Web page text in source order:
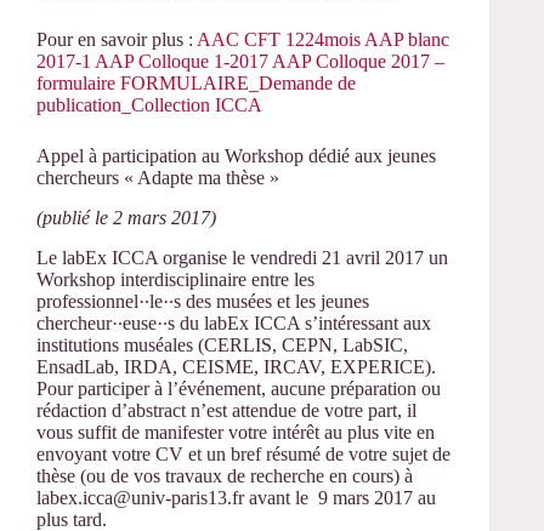
Pour en savoir plus : AAC CFT 1224mois AAP blanc
2017-1 AAP Colloque 1-2017 AAP Colloque 2017 –
formulaire FORMULAIRE_Demande de
publication_Collection ICCA
Appel à participation au Workshop dédié aux jeunes
chercheurs « Adapte ma thèse »
(publié le 2 mars 2017)
Le labEx ICCA organise le vendredi 21 avril 2017 un
Workshop interdisciplinaire entre les
professionnel·∙le·∙s des musées et les jeunes
chercheur·∙euse·∙s du labEx ICCA s’intéressant aux
institutions muséales (CERLIS, CEPN, LabSIC,
EnsadLab, IRDA, CEISME, IRCAV, EXPERICE).
Pour participer à l’événement, aucune préparation ou
rédaction d’abstract n’est attendue de votre part, il
vous suffit de manifester votre intérêt au plus vite en
envoyant votre CV et un bref résumé de votre sujet de
thèse (ou de vos travaux de recherche en cours) à
labex.icca@univ-­paris13.fr avant le 9 mars 2017 au
plus tard.